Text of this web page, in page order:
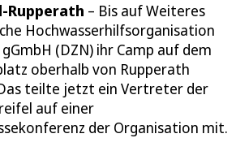
Rupperath – Bis auf Weiteres
Hochwasserhilfsorganisation
(DZN) ihr Camp auf dem
oberhalb von Rupperath
teilte jetzt ein Vertreter der
auf einer
der Organisation mit.